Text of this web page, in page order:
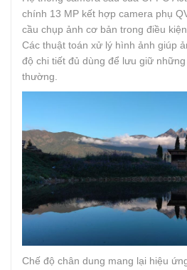
chính 13 MP kết hợp camera phụ
cầu chụp ảnh cơ bản trong điều
Các thuật toán xử lý hình ảnh giúp
độ chi tiết đủ dùng để lưu giữ
thường.
Chế độ chân dung mang lại hiệu